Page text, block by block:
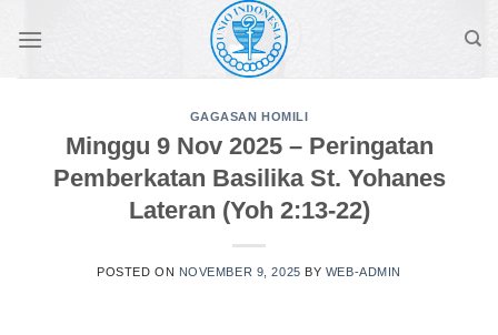
GAGASAN HOMILI
Minggu 9 Nov 2025 – Peringatan
Pemberkatan Basilika St. Yohanes
Lateran (Yoh 2:13-22)
POSTED ON NOVEMBER 9, 2025 BY WEB-ADMIN